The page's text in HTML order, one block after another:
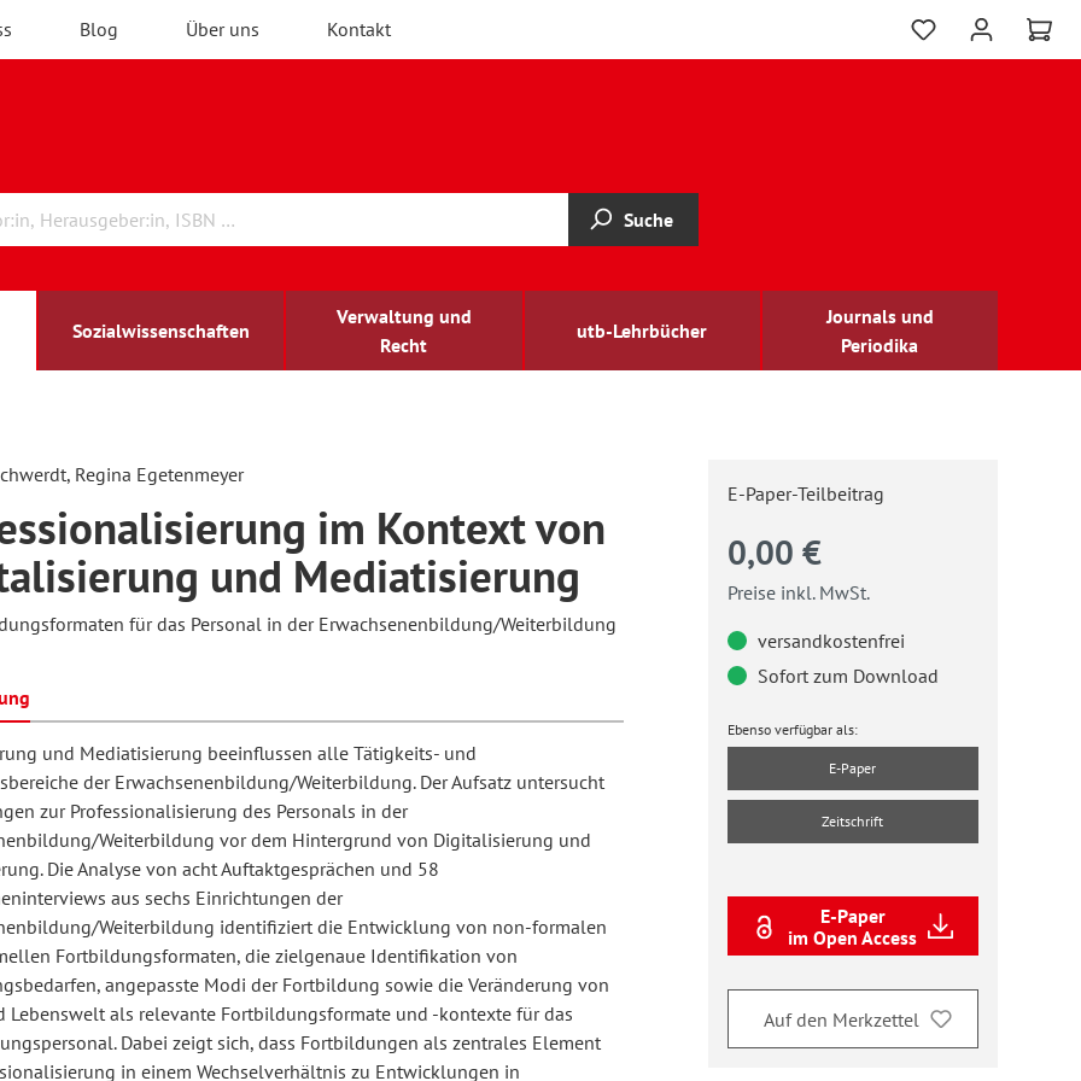
Blog Über uns Kontakt
Suche
Sozialwissenschaften
Verwaltung und
Recht
utb-Lehrbücher
Journals und
Periodika
Bildung
Bildung
Schule und Unterricht
und Wissenschaft
Arbeit
und
forum
Erwachsenenbildung
für
Regina Egetenmeyer
im Kontext von
und Mediatisierung
für das Personal in der Erwachsenenbildung/Weiterbildung
und Mediatisierung beeinflussen alle Tätigkeits- und
der Erwachsenenbildung/Weiterbildung. Der Aufsatz untersucht
zur Professionalisierung des Personals in der
Weiterbildung vor dem Hintergrund von Digitalisierung und
Die Analyse von acht Auftaktgesprächen und 58
aus sechs Einrichtungen der
Weiterbildung identifiziert die Entwicklung von non-formalen
Fortbildungsformaten, die zielgenaue Identifikation von
angepasste Modi der Fortbildung sowie die Veränderung von
Lebenswelt als relevante Fortbildungsformate und -kontexte für das
Dabei zeigt sich, dass Fortbildungen als zentrales Element
in einem Wechselverhältnis zu Entwicklungen in
E-Paper-Teilbeitrag
0,00 €
Preise inkl. MwSt.
versandkostenfrei
Sofort zum Download
Ebenso verfügbar als:
E-Paper
Zeitschrift
E-Paper
im Open Access
Auf den Merkzettel